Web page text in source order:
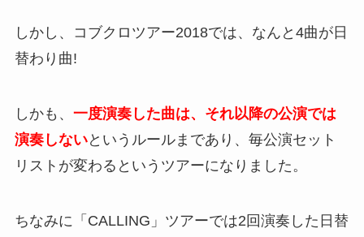
しかし、コブクロツアー2018では、なんと4曲が日
替わり曲!
しかも、 一度演奏した曲は、それ以降の公演では
演奏しないというルールまであり、毎公演セット
リストが変わるというツアーになりました。
ちなみに「CALLING」ツアーでは2回演奏した日替